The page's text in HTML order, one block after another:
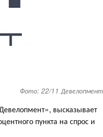
Фото: 22/11 Девелопмент
высказывает
пункта на спрос и